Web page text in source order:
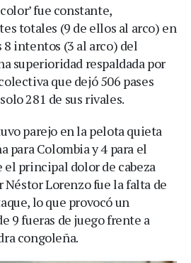
fue constante,
totales (9 de ellos al arco) en
intentos (3 al arco) del
superioridad respaldada por
que dejó 506 pases
281 de sus rivales.
parejo en la pelota quieta
para Colombia y 4 para el
el principal dolor de cabeza
Néstor Lorenzo fue la falta de
lo que provocó un
9 fueras de juego frente a
congoleña.